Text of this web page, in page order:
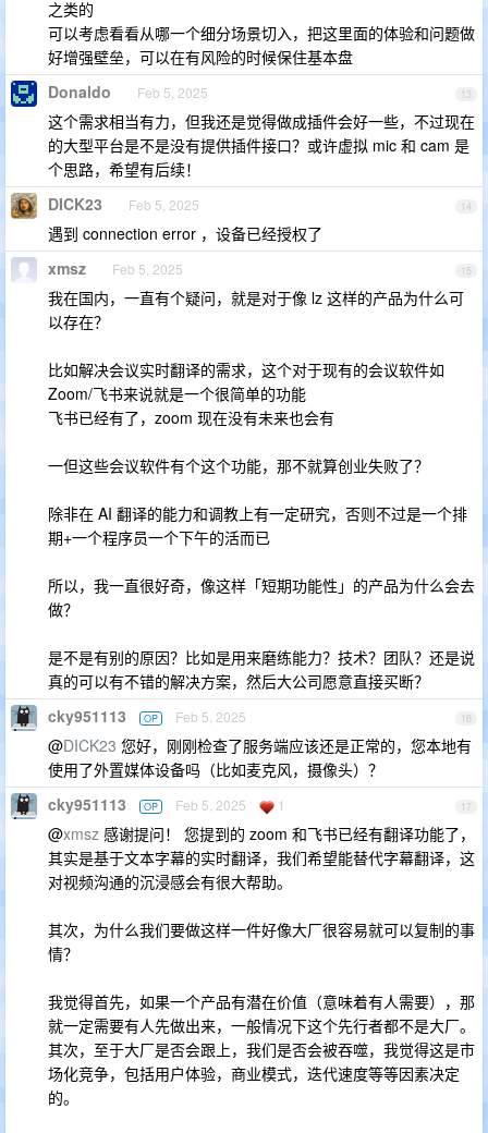
之类的
可以考虑看看从哪一个细分场景切入，把这里面的体验和问题做
好增强壁垒，可以在有风险的时候保住基本盘
13
Donaldo Feb 5, 2025
这个需求相当有力，但我还是觉得做成插件会好一些，不过现在
的大型平台是不是没有提供插件接口？或许虚拟 mic 和 cam 是
个思路，希望有后续！
14
DICK23 Feb 5, 2025
遇到 connection error ，设备已经授权了
15
xmsz Feb 5, 2025
我在国内，一直有个疑问，就是对于像 lz 这样的产品为什么可
以存在？
比如解决会议实时翻译的需求，这个对于现有的会议软件如
Zoom/飞书来说就是一个很简单的功能
飞书已经有了，zoom 现在没有未来也会有
一但这些会议软件有个这个功能，那不就算创业失败了？
除非在 AI 翻译的能力和调教上有一定研究，否则不过是一个排
期+一个程序员一个下午的活而已
所以，我一直很好奇，像这样「短期功能性」的产品为什么会去
做？
是不是有别的原因？比如是用来磨练能力？技术？团队？还是说
真的可以有不错的解决方案，然后大公司愿意直接买断？
16
cky951113 OP Feb 5, 2025
@DICK23 您好，刚刚检查了服务端应该还是正常的，您本地有
使用了外置媒体设备吗（比如麦克风，摄像头）？
17
cky951113 OP Feb 5, 2025 1
@xmsz 感谢提问！ 您提到的 zoom 和飞书已经有翻译功能了，
其实是基于文本字幕的实时翻译，我们希望能替代字幕翻译，这
对视频沟通的沉浸感会有很大帮助。
其次，为什么我们要做这样一件好像大厂很容易就可以复制的事
情？
我觉得首先，如果一个产品有潜在价值（意味着有人需要），那
就一定需要有人先做出来，一般情况下这个先行者都不是大厂。
其次，至于大厂是否会跟上，我们是否会被吞噬，我觉得这是市
场化竞争，包括用户体验，商业模式，迭代速度等等因素决定
的。